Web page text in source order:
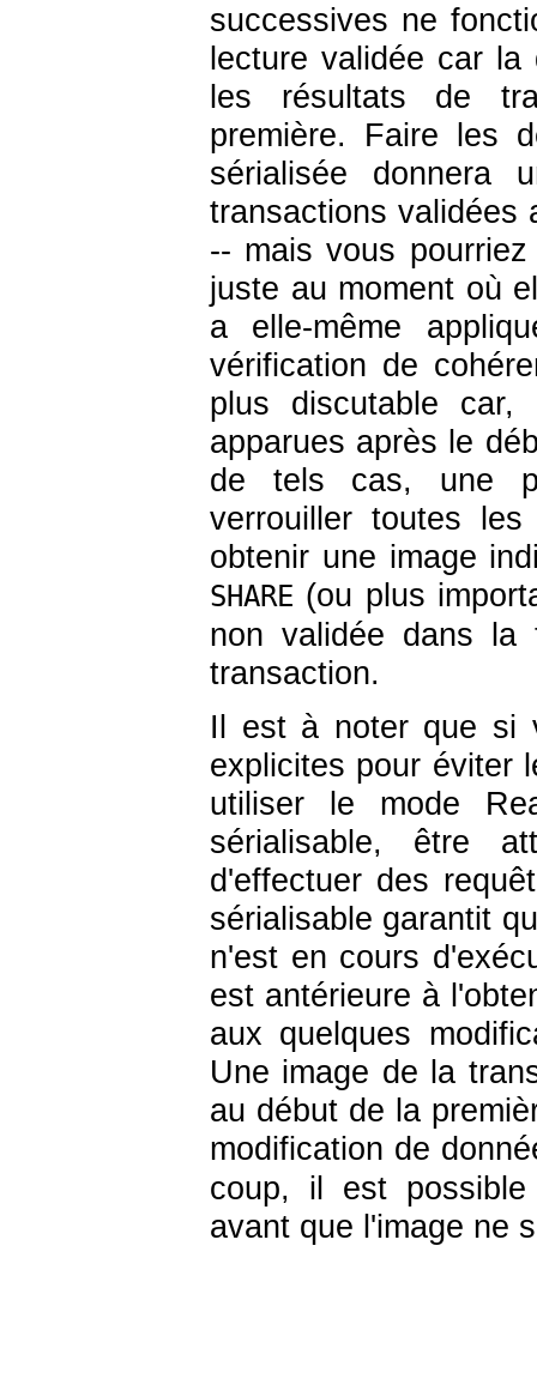
successives ne
lecture validée car
les résultats de
première. Faire les
sérialisée donnera
transactions validées
-- mais vous
juste au moment où
a elle-même
vérification de
plus discutable car,
apparues après le
de tels cas, une
verrouiller toutes
obtenir une image
SHARE (ou plus
non validée dans la
transaction.
Il est à noter que si
explicites pour éviter
utiliser le mode
sérialisable, être
d'effectuer des
sérialisable garantit
n'est en cours
est antérieure à
aux quelques
Une image de la
au début de la
modification de
coup, il est
avant que l'image ne